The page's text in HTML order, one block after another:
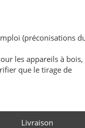
(préconisations
les appareils à bois,
que le tirage de
Livraison